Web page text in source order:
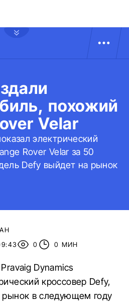
похожий
Velar
электрический
Rover Velar за 50
Defy выйдет на рынок
0 0 МИН
Dynamics
кроссовер Defy,
рынок в следующем году